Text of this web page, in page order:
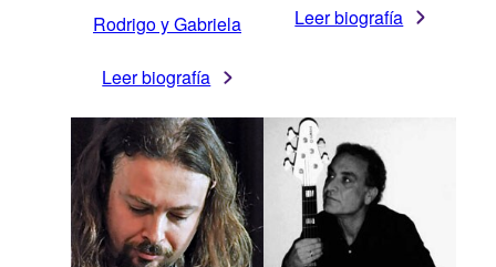
Rodrigo y Gabriela
Leer biografía
Leer biografía